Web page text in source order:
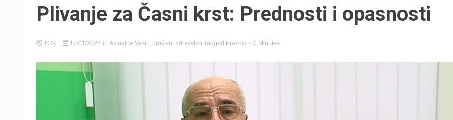
Plivanje za Časni krst: Prednosti i opasnosti
TOK 17/01/2025 in Aktuelne Vesti Društvo Zdravstvo Tagged Praznici - 0 Minutes